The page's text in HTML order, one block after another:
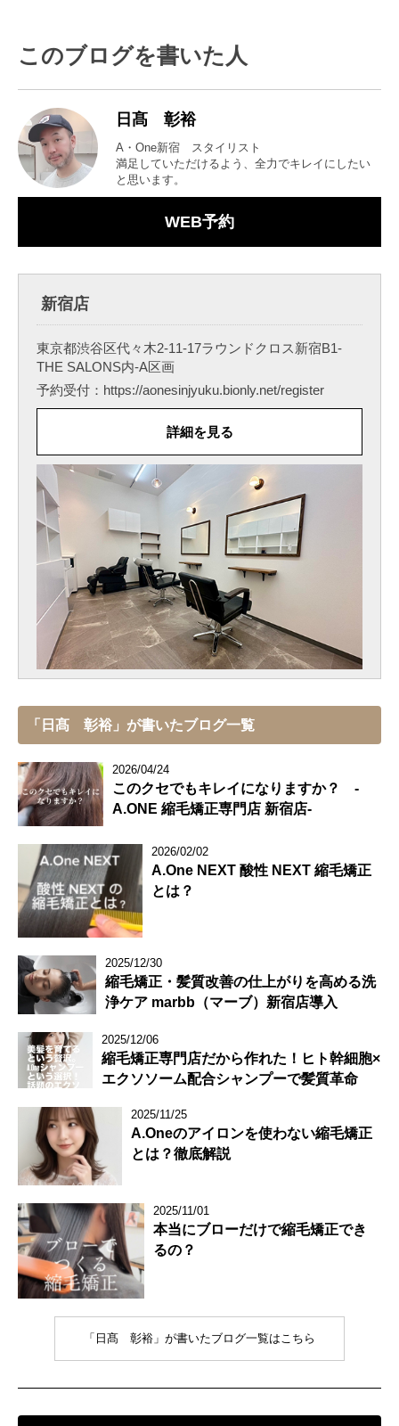
このブログを書いた人
日髙 彰裕
A・One新宿 スタイリスト
満足していただけるよう、全力でキレイにしたい
と思います。
WEB予約
新宿店
東京都渋谷区代々木2-11-17ラウンドクロス新宿B1-
THE SALONS内-A区画
予約受付：https://aonesinjyuku.bionly.net/register
詳細を見る
「日髙 彰裕」が書いたブログ一覧
2026/04/24
このクセでもキレイになりますか？ -
A.ONE 縮毛矯正専門店 新宿店-
2026/02/02
A.One NEXT 酸性 NEXT 縮毛矯正
とは？
2025/12/30
縮毛矯正・髪質改善の仕上がりを高める洗
浄ケア marbb（マーブ）新宿店導入
2025/12/06
縮毛矯正専門店だから作れた！ヒト幹細胞×
エクソソーム配合シャンプーで髪質革命
2025/11/25
A.Oneのアイロンを使わない縮毛矯正
とは？徹底解説
2025/11/01
本当にブローだけで縮毛矯正でき
るの？
「日髙 彰裕」が書いたブログ一覧はこちら